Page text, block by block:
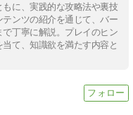
に、実践的な攻略法や裏技
ンツの紹介を通じて、バー
丁寧に解説。プレイのヒン
て、知識欲を満たす内容と